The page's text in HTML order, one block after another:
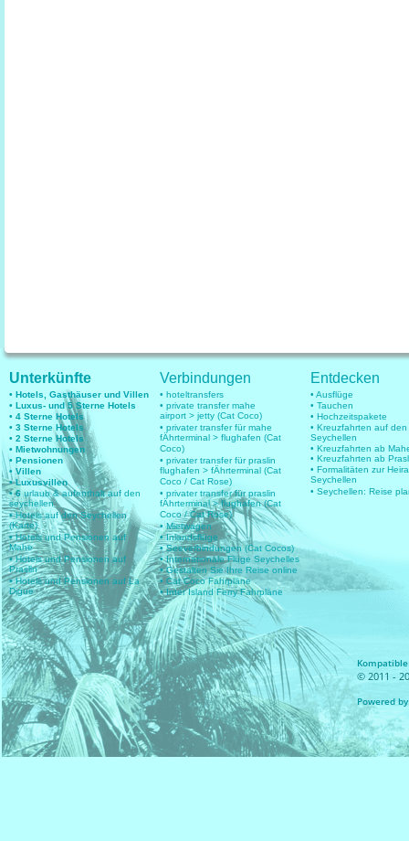
Unterkünfte
• Hotels, Gasthäuser und Villen
• Luxus- und 5 Sterne Hotels
• 4 Sterne Hotels
• 3 Sterne Hotels
• 2 Sterne Hotels
• Mietwohnungen
• Pensionen
• Villen
• Luxusvillen
• 6urlaub & aufenthalt auf den
seychellen
• Hotels auf den Seychellen
(Karte)
• Hotels und Pensionen auf
Mahe
• Hotels und Pensionen auf
Praslin
• Hotels und Pensionen auf La
Digue
Verbindungen
• hoteltransfers
• private transfer mahe
airport > jetty (Cat Coco)
• privater transfer für mahe
fÄhrterminal > flughafen (Cat
Coco)
• privater transfer für praslin
flughafen > fÄhrterminal (Cat
Coco / Cat Rose)
• privater transfer für praslin
fÄhrterminal > flughafen (Cat
Coco / Cat Rose)
• Mietwagen
• Inlandsflüge
• Seeverbindungen (Cat Cocos)
• Internationale Flüge Seychelles
• Gestalten Sie Ihre Reise online
• Cat Coco Fahrpläne
• Inter Island Ferry Fahrpläne
Entdecken
• Ausflüge
• Tauchen
• Hochzeitspakete
• Kreuzfahrten auf den
Seychellen
• Kreuzfahrten ab
• Kreuzfahrten ab
• Formalitäten zur
Seychellen
• Seychellen: Reise
© 2011 -
Powered by